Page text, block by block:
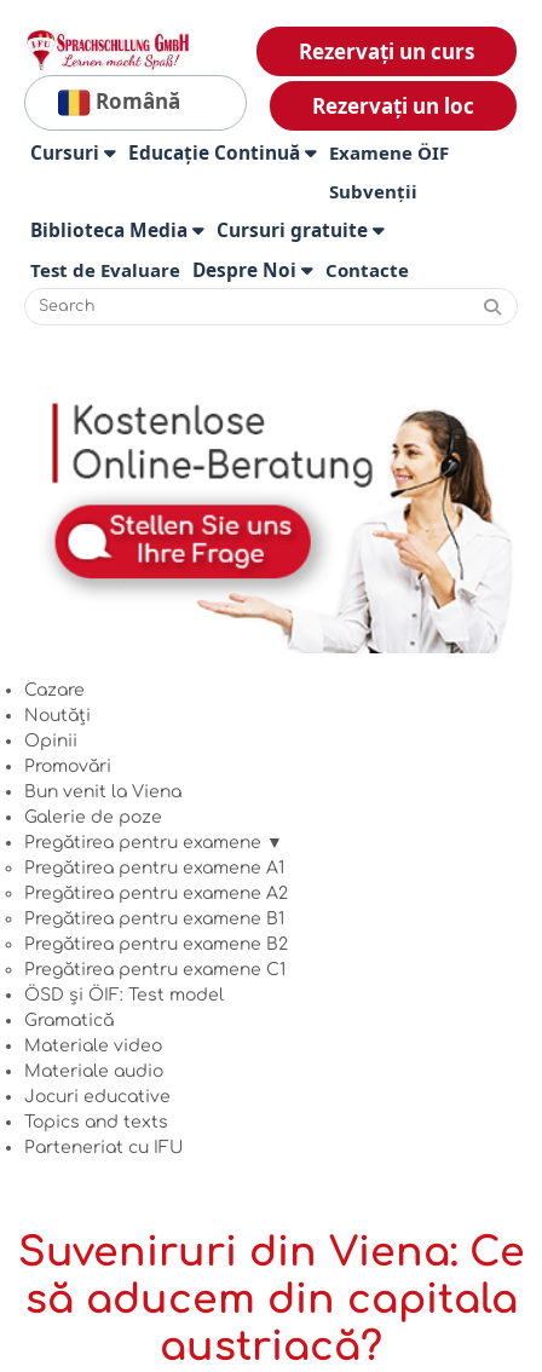
Română
Rezervați un curs
Rezervați un loc
Cursuri Educație Continuă
Examene ÖIF
Subvenții
Biblioteca Media Cursuri gratuite
Test de Evaluare Despre Noi Contacte
Cazare
Noutăți
Opinii
Promovări
Bun venit la Viena
Galerie de poze
Pregătirea pentru examene ▼
Pregătirea pentru examene A1
Pregătirea pentru examene A2
Pregătirea pentru examene B1
Pregătirea pentru examene B2
Pregătirea pentru examene C1
ÖSD și ÖIF: Test model
Gramatică
Materiale video
Materiale audio
Jocuri educative
Topics and texts
Parteneriat cu IFU
Suveniruri din Viena: Ce
să aducem din capitala
austriacă?